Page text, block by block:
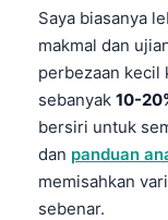
Saya biasanya
makmal dan
perbezaan kecil
sebanyak 10-
bersiri untuk
dan panduan
memisahkan
sebenar.
Español
Português
Ελληνικά
Türkçe
Română
简体中文